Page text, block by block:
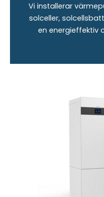
Vi installerar
solceller,
en energieffektiv